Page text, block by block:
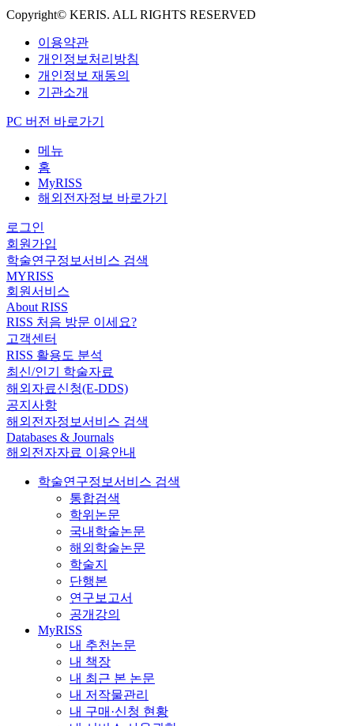
Copyright© KERIS. ALL RIGHTS RESERVED
이용약관
개인정보처리방침
개인정보 재동의
기관소개
PC 버전 바로가기
메뉴
홈
MyRISS
해외전자정보 바로가기
로그인
회원가입
학술연구정보서비스 검색
MYRISS
회원서비스
About RISS
RISS 처음 방문 이세요?
고객센터
RISS 활용도 분석
최신/인기 학술자료
해외자료신청(E-DDS)
공지사항
해외전자정보서비스 검색
Databases & Journals
해외전자자료 이용안내
학술연구정보서비스 검색
통합검색
학위논문
국내학술논문
해외학술논문
학술지
단행본
연구보고서
공개강의
MyRISS
내 추천논문
내 책장
내 최근 본 논문
내 저작물관리
내 구매·신청 현황